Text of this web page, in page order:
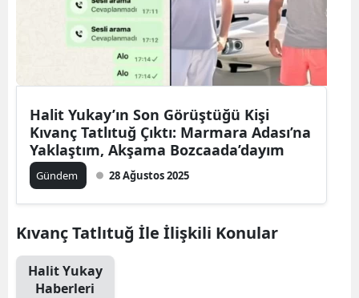
Halit Yukay’ın Son Görüştüğü Kişi
Kıvanç Tatlıtuğ Çıktı: Marmara Adası’na
Yaklaştım, Akşama Bozcaada’dayım
Gündem 28 Ağustos 2025
Kıvanç Tatlıtuğ İle İlişkili Konular
Halit Yukay
Haberleri